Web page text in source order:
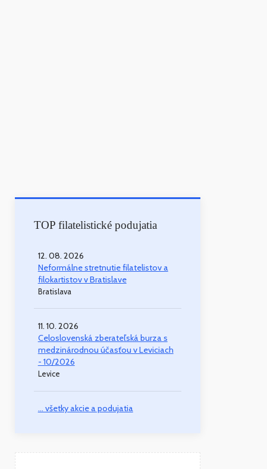
TOP filatelistické podujatia
12. 08. 2026
Neformálne stretnutie filatelistov a
filokartistov v Bratislave
Bratislava
11. 10. 2026
Celoslovenská zberateľská burza s
medzinárodnou účasťou v Leviciach
- 10/2026
Levice
... všetky akcie a podujatia